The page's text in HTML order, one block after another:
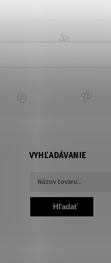
VYHĽADÁVANIE
Hľadať